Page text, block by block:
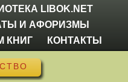
LIBOK.NET
И АФОРИЗМЫ
КНИГ
КОНТАКТЫ